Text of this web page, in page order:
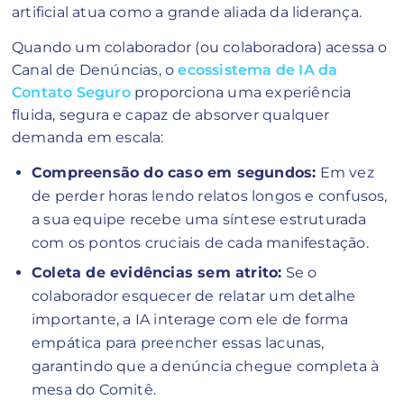
artificial atua como a grande aliada da liderança.
Quando um colaborador (ou colaboradora) acessa o
Canal de Denúncias, oecossistema de IA da
Contato Seguroproporciona uma experiência
fluida, segura e capaz de absorver qualquer
demanda em escala:
Compreensão do caso em segundos: Em vez
de perder horas lendo relatos longos e confusos,
a sua equipe recebe uma síntese estruturada
com os pontos cruciais de cada manifestação.
Coleta de evidências sem atrito: Se o
colaborador esquecer de relatar um detalhe
importante, a IA interage com ele de forma
empática para preencher essas lacunas,
garantindo que a denúncia chegue completa à
mesa do Comitê.